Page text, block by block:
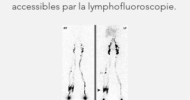
accessibles par la lymphofluoroscopie.